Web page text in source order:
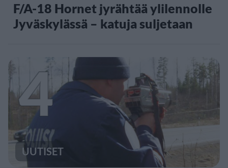
F/A-18 Hornet jyrähtää ylilennolle
Jyväskylässä – katuja suljetaan
4
UUTISET